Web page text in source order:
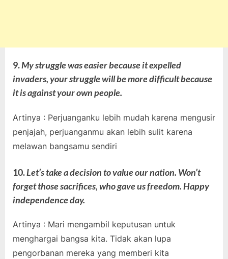
9.My struggle was easier because it expelled
invaders, your struggle will be more difficult because
it is against your own people.
Artinya : Perjuanganku lebih mudah karena mengusir
penjajah, perjuanganmu akan lebih sulit karena
melawan bangsamu sendiri
10.Let’s take a decision to value our nation. Won’t
forget those sacrifices, who gave us freedom. Happy
independence day.
Artinya : Mari mengambil keputusan untuk
menghargai bangsa kita. Tidak akan lupa
pengorbanan mereka yang memberi kita